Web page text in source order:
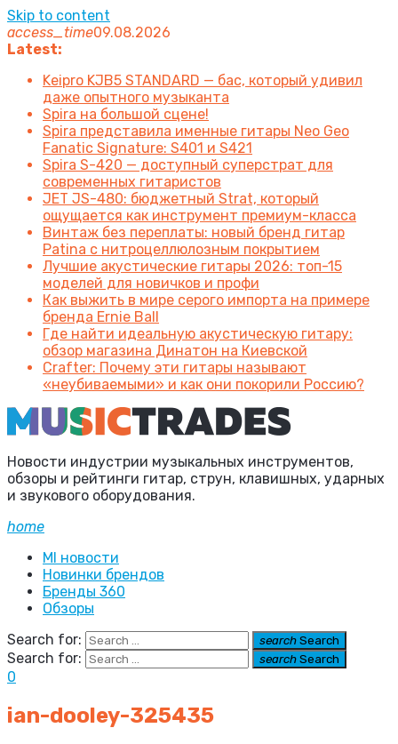
Skip to content
access_time09.08.2026
Latest:
Keipro KJB5 STANDARD — бас, который удивил
даже опытного музыканта
Spira на большой сцене!
Spira представила именные гитары Neo Geo
Fanatic Signature: S401 и S421
Spira S-420 — доступный суперстрат для
современных гитаристов
JET JS-480: бюджетный Strat, который
ощущается как инструмент премиум-класса
Винтаж без переплаты: новый бренд гитар
Patina с нитроцеллюлозным покрытием
Лучшие акустические гитары 2026: топ-15
моделей для новичков и профи
Как выжить в мире серого импорта на примере
бренда Ernie Ball
Где найти идеальную акустическую гитару:
обзор магазина Динатон на Киевской
Crafter: Почему эти гитары называют
«неубиваемыми» и как они покорили Россию?
Новости индустрии музыкальных инструментов,
обзоры и рейтинги гитар, струн, клавишных, ударных
и звукового оборудования.
home
MI новости
Новинки брендов
Бренды 360
Обзоры
Search for:
search Search
Search for: search Search
0
ian-dooley-325435